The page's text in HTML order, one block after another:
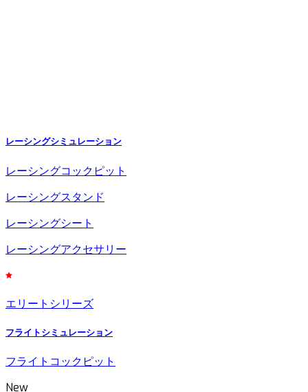
レーシングシミュレーション
レーシングコックピット
レーシングスタンド
レーシングシート
レーシングアクセサリー
エリートシリーズ
フライトシミュレーション
フライトコックピット
New